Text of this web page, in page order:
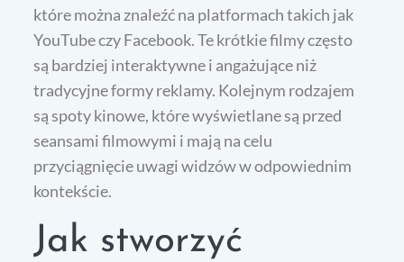
które można znaleźć na platformach takich jak
YouTube czy Facebook. Te krótkie filmy często
są bardziej interaktywne i angażujące niż
tradycyjne formy reklamy. Kolejnym rodzajem
są spoty kinowe, które wyświetlane są przed
seansami filmowymi i mają na celu
przyciągnięcie uwagi widzów w odpowiednim
kontekście.
Jak stworzyć